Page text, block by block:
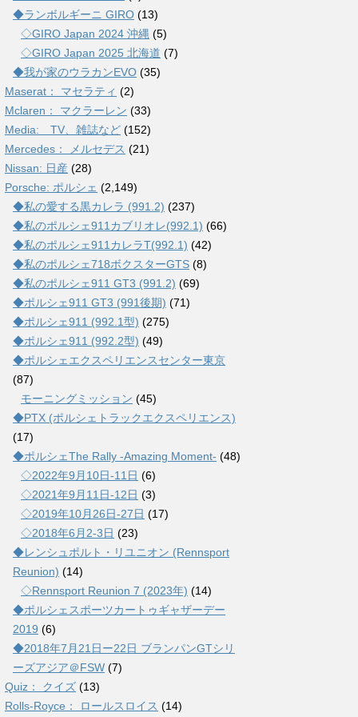
◆ランボルギーニ GIRO (13)
◇GIRO Japan 2024 沖縄 (5)
◇GIRO Japan 2025 北海道 (7)
◆我が家のウラカンEVO (35)
Maserat： マセラティ (2)
Mclaren： マクラーレン (33)
Media: TV、雑誌など (152)
Mercedes： メルセデス (21)
Nissan: 日産 (28)
Porsche: ポルシェ (2,149)
◆私の愛する黒カレラ (991.2) (237)
◆私のポルシェ911カブリオレ(992.1) (66)
◆私のポルシェ911カレラT(992.1) (42)
◆私のポルシェ718ボクスターGTS (8)
◆私のポルシェ911 GT3 (991.2) (69)
◆ポルシェ911 GT3 (991後期) (71)
◆ポルシェ911 (992.1型) (275)
◆ポルシェ911 (992.2型) (49)
◆ポルシェエクスペリエンスセンター東京
(87)
モーニングミッション (45)
◆PTX (ポルシェトラックエクスペリエンス)
(17)
◆ポルシェThe Rally -Amazing Moment- (48)
◇2022年9月10日-11日 (6)
◇2021年9月11日-12日 (3)
◇2019年10月26日-27日 (17)
◇2018年6月2-3日 (23)
◆レンシュポルト・リユニオン (Rennsport
Reunion) (14)
◇Rennsport Reunion 7 (2023年) (14)
◆ポルシェスポーツカートゥギャザーデー
2019 (6)
◆2018年7月21日ー22日 ブランパンGTシリ
ーズアジア＠FSW (7)
Quiz： クイズ (13)
Rolls-Royce： ロールスロイス (14)